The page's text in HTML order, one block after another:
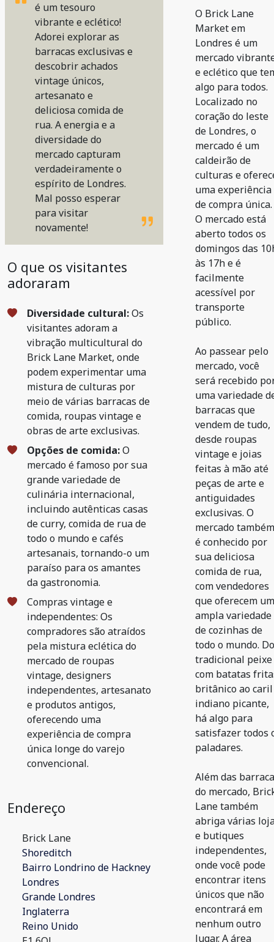
é um tesouro
vibrante e eclético!
Adorei explorar as
barracas exclusivas e
descobrir achados
vintage únicos,
artesanato e
deliciosa comida de
rua. A energia e a
diversidade do
mercado capturam
verdadeiramente o
espírito de Londres.
Mal posso esperar
para visitar
novamente!
O que os visitantes
adoraram
Diversidade cultural:Os
visitantes adoram a
vibração multicultural do
Brick Lane Market, onde
podem experimentar uma
mistura de culturas por
meio de várias barracas de
comida, roupas vintage e
obras de arte exclusivas.
Opções de comida:O
mercado é famoso por sua
grande variedade de
culinária internacional,
incluindo autênticas casas
de curry, comida de rua de
todo o mundo e cafés
artesanais, tornando-o um
paraíso para os amantes
da gastronomia.
Compras vintage e
independentes: Os
compradores são atraídos
pela mistura eclética do
mercado de roupas
vintage, designers
independentes, artesanato
e produtos antigos,
oferecendo uma
experiência de compra
única longe do varejo
convencional.
Endereço
Brick Lane
Shoreditch
Bairro Londrino de Hackney
Londres
Grande Londres
Inglaterra
Reino Unido
O Brick Lane
Market em
Londres é um
mercado
e eclético que
algo para todos.
Localizado no
coração do leste
de Londres, o
mercado é um
caldeirão de
culturas e
uma experiência
de compra única.
O mercado está
aberto todos os
domingos das
às 17h e é
facilmente
acessível por
transporte
público.
Ao passear pelo
mercado, você
será recebido
uma variedade
barracas que
vendem de tudo,
desde roupas
vintage e joias
feitas à mão até
peças de arte e
antiguidades
exclusivas. O
mercado também
é conhecido por
sua deliciosa
comida de rua,
com vendedores
que oferecem
ampla variedade
de cozinhas de
todo o mundo. Do
tradicional peixe
com batatas
britânico ao caril
indiano picante,
há algo para
satisfazer todos
paladares.
Além das
do mercado,
Lane também
abriga várias
e butiques
independentes,
onde você pode
encontrar itens
únicos que não
encontrará em
nenhum outro
lugar. A área